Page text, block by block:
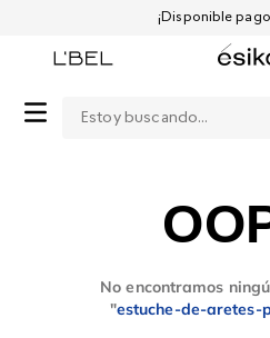
¡Disponible
No encontramos
"estuche-de-aretes-